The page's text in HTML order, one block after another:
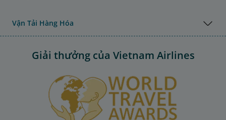
Vận Tải Hàng Hóa
Giải thưởng của Vietnam Airlines